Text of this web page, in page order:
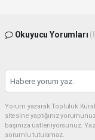
Okuyucu Yorumları
Yorum yazarak Topluluk
sitesine yaptığınız
başınıza üstleniyorsunuz.
sorumlu tutulamaz.